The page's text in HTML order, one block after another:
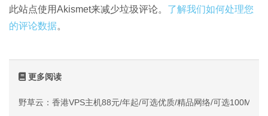
此站点使用Akismet来减少垃圾评论。 了解我们如何处理您
的评论数据。
更多阅读
野草云：香港VPS主机88元/年起/可选优质/精品网络/可选100M不